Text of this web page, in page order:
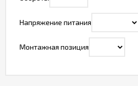
Напряжение питания
Монтажная позиция